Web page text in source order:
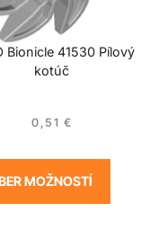
Bionicle 41530 Pílový
kotúč
0,51 €
MOŽNOSTÍ